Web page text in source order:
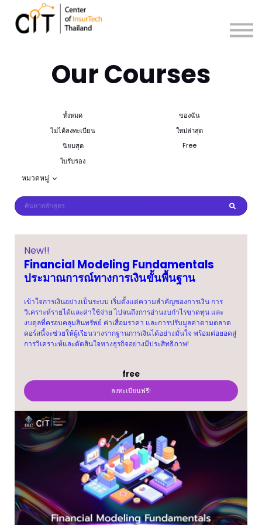
Our Courses
ทั้งหมด
ของฉัน
ไม่ได้ลงทะเบียน
ใหม่ล่าสุด
นิยมสุด
Free
ใบรับรอง
หมวดหมู่
New!!
Financial Modeling Fundamentals
ประมาณการณ์ทางการเงินขั้นพื้นฐาน
เข้าใจการเงินอย่างเป็นระบบ เริ่มตั้งแต่ความสำคัญของการเงิน การ
วิเคราะห์รายได้และค่าใช้จ่าย ไปจนถึงการอ่านงบกำไรขาดทุน และ
งบดุลที่ครอบคลุมสินทรัพย์ ค่าเสื่อมราคา และการปรับมูลค่าตามตลาด
คอร์สนี้จะช่วยให้ผู้เรียนวางรากฐานการเงินได้อย่างมั่นใจ พร้อมต่อยอดสู่
การวิเคราะห์และตัดสินใจทางธุรกิจอย่างมีประสิทธิภาพ!
free
ลงทะเบียนฟรี!